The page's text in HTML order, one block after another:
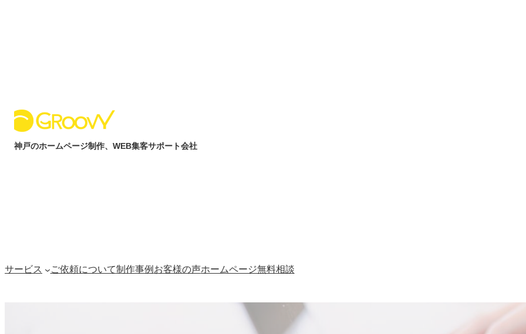
神戸のホームページ制作、WEB集客サポート会社
サービス ご依頼について制作事例 お客様の声ホームページ無料相談